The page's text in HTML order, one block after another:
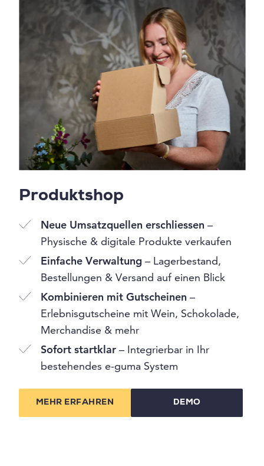
Produktshop
Neue Umsatzquellen erschliessen –
Physische & digitale Produkte verkaufen
Einfache Verwaltung – Lagerbestand,
Bestellungen & Versand auf einen Blick
Kombinieren mit Gutscheinen –
Erlebnisgutscheine mit Wein, Schokolade,
Merchandise & mehr
Sofort startklar – Integrierbar in Ihr
bestehendes e-guma System
MEHR ERFAHREN DEMO